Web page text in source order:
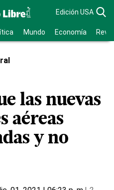
Edición USA
Mundo Economía
las nuevas
aéreas
y no